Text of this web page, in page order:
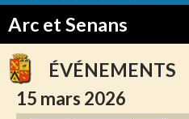
Arc et Senans
TO
CONTENTÉVÉNEMENTS
15 mars 2026